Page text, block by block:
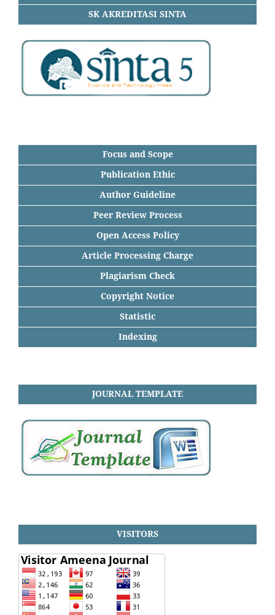
SK AKREDITASI SINTA
Focus and Scope
Publication Ethic
Author Guideline
Peer Review Process
Open Access Policy
Article Processing Charge
Plagiarism Check
Copyright Notice
Statistic
Indexing
JOURNAL TEMPLATE
VISITORS